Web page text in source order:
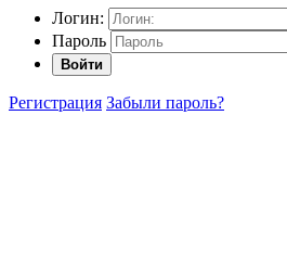
Логин:
Пароль
Войти
Регистрация Забыли пароль?